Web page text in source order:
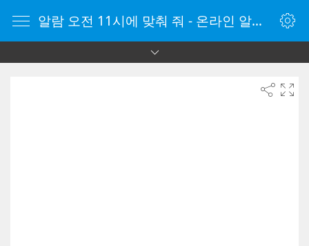
알람 오전 11시에 맞춰 줘 - 온라인 알람 시계 - 자명종 온라인 - 온라인 자명종